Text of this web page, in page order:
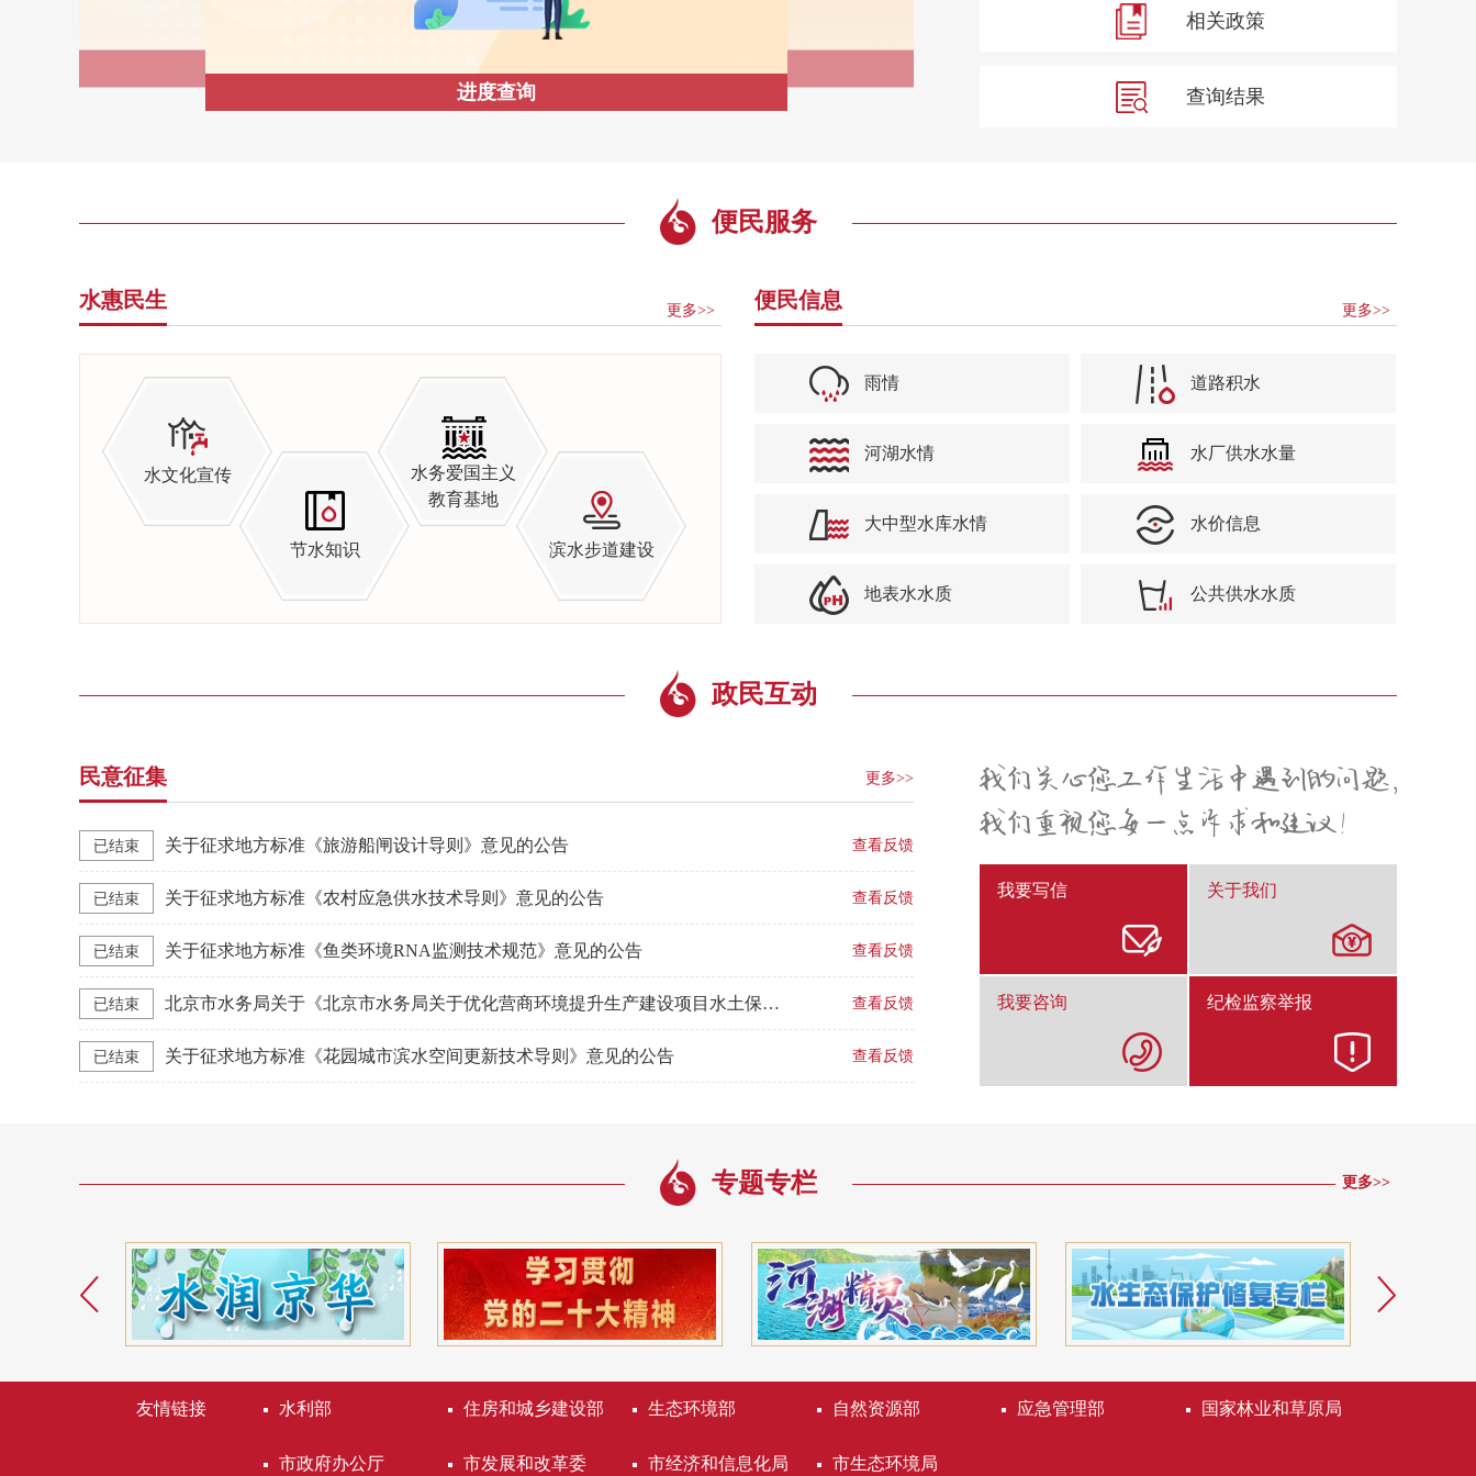
办事指南
进度查询
结果公示
相关政策
查询结果
便民服务
水惠民生 更多>>
水文化宣传
节水知识
水务爱国主义
教育基地
滨水步道建设
便民信息 更多>>
雨情 道路积水
河湖水情 水厂供水水量
大中型水库水情 水价信息
地表水水质 公共供水水质
政民互动
民意征集 更多>>
已结束 关于征求地方标准《旅游船闸设计导则》意见的公告 查看反馈
已结束 关于征求地方标准《农村应急供水技术导则》意见的公告 查看反馈
已结束 关于征求地方标准《鱼类环境RNA监测技术规范》意见的公告 查看反馈
已结束 北京市水务局关于《北京市水务局关于优化营商环境提升生产建设项目水土保持方案审批服务效能有关措施的通知（征求意见稿）》征求意见的公告 查看反馈
已结束 关于征求地方标准《花园城市滨水空间更新技术导则》意见的公告 查看反馈
我要写信 关于我们
我要咨询 纪检监察举报
专题专栏 更多>>
友情链接 水利部 住房和城乡建设部 生态环境部 自然资源部 应急管理部 国家林业和草原局
市政府办公厅 市发展和改革委 市经济和信息化局 市生态环境局